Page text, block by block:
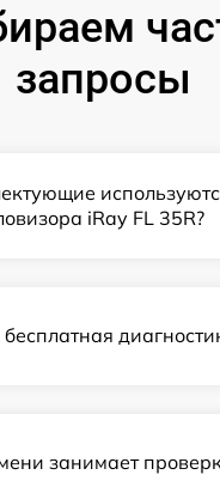
запросы
iRay FL 35R?
бесплатная
занимает